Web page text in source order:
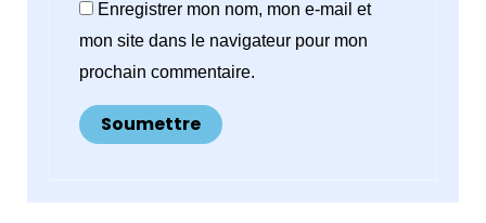
Enregistrer mon nom, mon e-mail et
mon site dans le navigateur pour mon
prochain commentaire.